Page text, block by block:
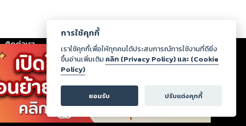
ติดต่อเรา ร่วมงานกับเรา ดาวน์โหลด
ะปรากฏว่าละเมิดสิทธิในทรัพย์สินทางปัญญาของบุคคลอื่นหรือ
ดขัดต่อกฎหมายและศีลธรรม กรุณาแจ้งมายังบริษัท เพื่อทีม
การใช้คุกกี้
เราใช้คุกกี้เพื่อให้ทุกคนได้ประสบการณ์การใช้งานที่ดียิ่ง
ขึ้นอ่านเพิ่มเติม คลิก (Privacy Policy) และ (Cookie
Policy)
ยอมรับ ปรับแต่งคุกกี้